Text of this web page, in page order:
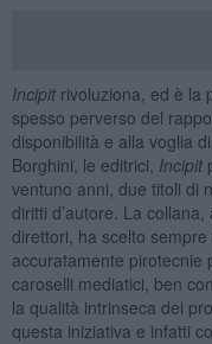
Incipit rivoluziona, ed è la
spesso perverso del
disponibilità e alla voglia
Borghini, le editrici, Incipit
ventuno anni, due titoli di
diritti d’autore. La
direttori, ha scelto
accuratamente pirotecnie
caroselli mediatici, ben
la qualità intrinseca dei
questa iniziativa e infatti